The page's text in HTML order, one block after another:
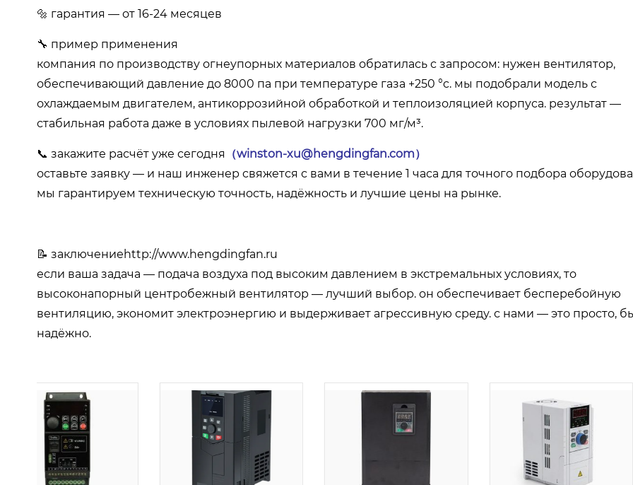
🔩 гарантия — от 16-24 месяцев
🔧 пример применения
компания по производству огнеупорных материалов обратилась с запросом: нужен вентилятор,
обеспечивающий давление до 8000 па при температуре газа +250 °c. мы подобрали модель с
охлаждаемым двигателем, антикоррозийной обработкой и теплоизоляцией корпуса. результат —
стабильная работа даже в условиях пылевой нагрузки 700 мг/м³.
📞 закажите расчёт уже сегодня
（winston-xu@hengdingfan.com）
оставьте заявку — и наш инженер свяжется с вами в течение 1 часа для точного подбора
мы гарантируем техническую точность, надёжность и лучшие цены на рынке.
📝 заключениеhttp://www.hengdingfan.ru
если ваша задача — подача воздуха под высоким давлением в экстремальных условиях, то
высоконапорный центробежный вентилятор — лучший выбор. он обеспечивает бесперебойную
вентиляцию, экономит электроэнергию и выдерживает агрессивную среду. с нами — это просто,
надёжно.